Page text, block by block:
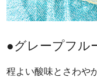
●グレープフル
程よい酸味とさわや